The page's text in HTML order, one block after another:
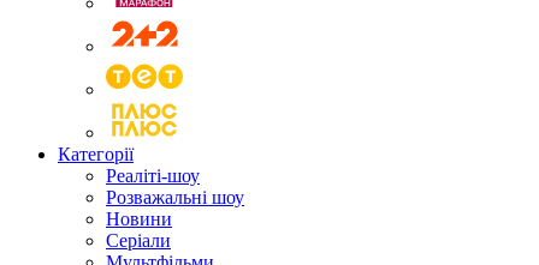
Категорії
Реаліті-шоу
Розважальні шоу
Новини
Серіали